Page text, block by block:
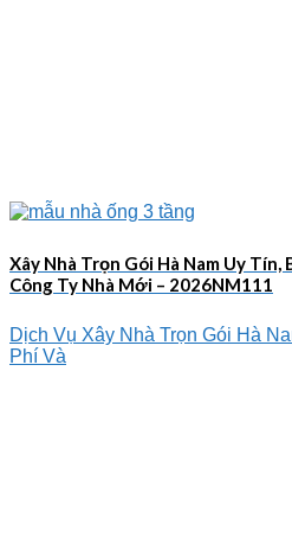
Xây Nhà Trọn Gói Hà Nam Uy
Công Ty Nhà Mới – 2026NM111
Dịch Vụ Xây Nhà Trọn Gói Hà
Phí Và